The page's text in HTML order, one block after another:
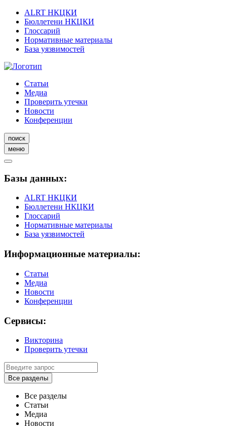
ALRT НКЦКИ
Бюллетени НКЦКИ
Глоссарий
Нормативные материалы
База уязвимостей
Статьи
Медиа
Проверить утечки
Новости
Конференции
поиск
меню
Базы данных:
ALRT НКЦКИ
Бюллетени НКЦКИ
Глоссарий
Нормативные материалы
База уязвимостей
Информационные материалы:
Статьи
Медиа
Новости
Конференции
Сервисы:
Викторина
Проверить утечки
Все разделы
Все разделы
Статьи
Медиа
Новости